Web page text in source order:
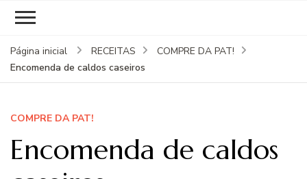
Página inicial RECEITAS
COMPRE DA PAT!
Encomenda de caldos caseiros
COMPRE DA PAT!
Encomenda de caldos